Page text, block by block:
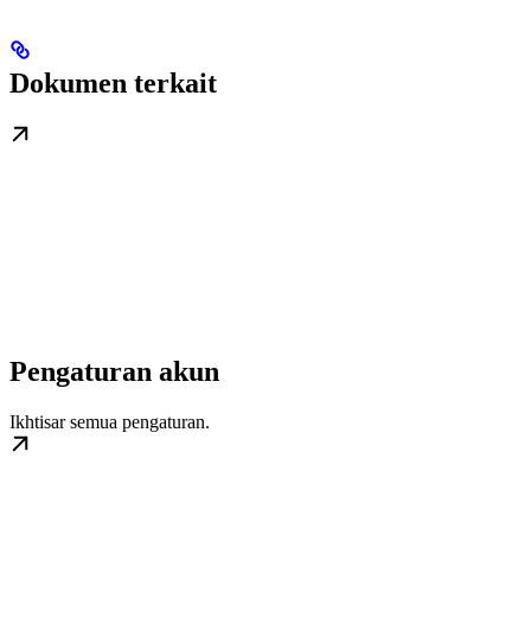
Dokumen terkait
Pengaturan akun
Ikhtisar semua pengaturan.